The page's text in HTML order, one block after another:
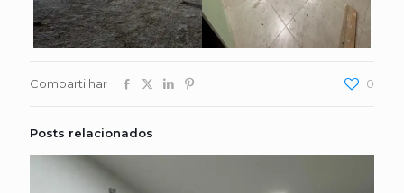
Compartilhar 0
Posts relacionados